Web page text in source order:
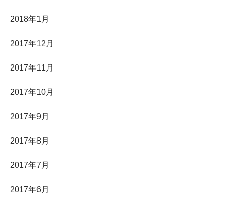
2018年1月
2017年12月
2017年11月
2017年10月
2017年9月
2017年8月
2017年7月
2017年6月